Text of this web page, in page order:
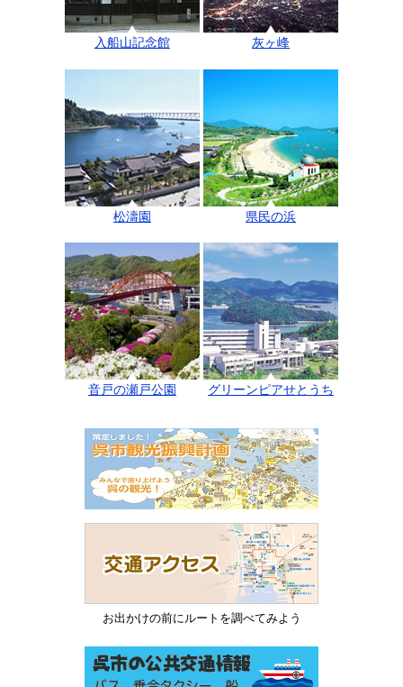
入船山記念館 灰ヶ峰
松濤園 県民の浜
音戸の瀬戸公園 グリーンピアせとうち
お出かけの前にルートを調べてみよう